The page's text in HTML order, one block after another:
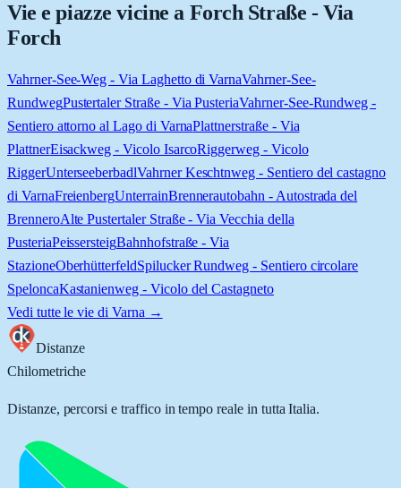
Vie e piazze vicine a Forch Straße - Via
Forch
Vahrner-See-Weg - Via Laghetto di VarnaVahrner-See-
RundwegPustertaler Straße - Via PusteriaVahrner-See-Rundweg -
Sentiero attorno al Lago di VarnaPlattnerstraße - Via
PlattnerEisackweg - Vicolo IsarcoRiggerweg - Vicolo
RiggerUnterseeberbadlVahrner Keschtnweg - Sentiero del castagno
di VarnaFreienbergUnterrainBrennerautobahn - Autostrada del
BrenneroAlte Pustertaler Straße - Via Vecchia della
PusteriaPeissersteigBahnhofstraße - Via
StazioneOberhütterfeldSpilucker Rundweg - Sentiero circolare
SpeloncaKastanienweg - Vicolo del Castagneto
Vedi tutte le vie di Varna →
Distanze
Chilometriche
Distanze, percorsi e traffico in tempo reale in tutta Italia.